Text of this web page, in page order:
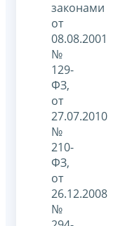
законами
от
08.08.2001
№
129-
ФЗ,
от
27.07.2010
№
210-
ФЗ,
от
26.12.2008
№